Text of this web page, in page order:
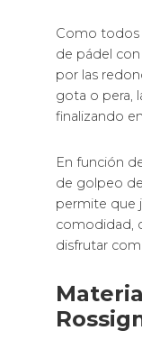
Como todos
de pádel
por las
gota o pera,
finalizando
En función
de golpeo
permite que
comodidad,
disfrutar